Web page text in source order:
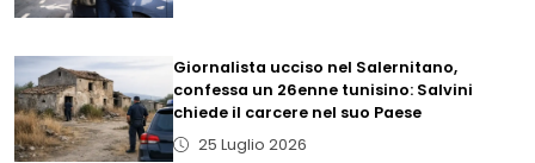
Giornalista ucciso nel Salernitano,
confessa un 26enne tunisino: Salvini
chiede il carcere nel suo Paese
25 Luglio 2026